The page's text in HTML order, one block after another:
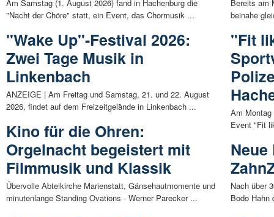
Am Samstag (1. August 2026) fand in Hachenburg die
"Nacht der Chöre" statt, ein Event, das Chormusik ...
"Wake Up"-Festival 2026:
Zwei Tage Musik in
Linkenbach
ANZEIGE | Am Freitag und Samstag, 21. und 22. August
2026, findet auf dem Freizeitgelände in Linkenbach ...
Kino für die Ohren:
Orgelnacht begeistert mit
Filmmusik und Klassik
Übervolle Abteikirche Marienstatt, Gänsehautmomente und
minutenlange Standing Ovations - Werner Parecker ...
Bereits am
beinahe
"Fit
Am
Event "Fit
Nach über
Bodo Hahn